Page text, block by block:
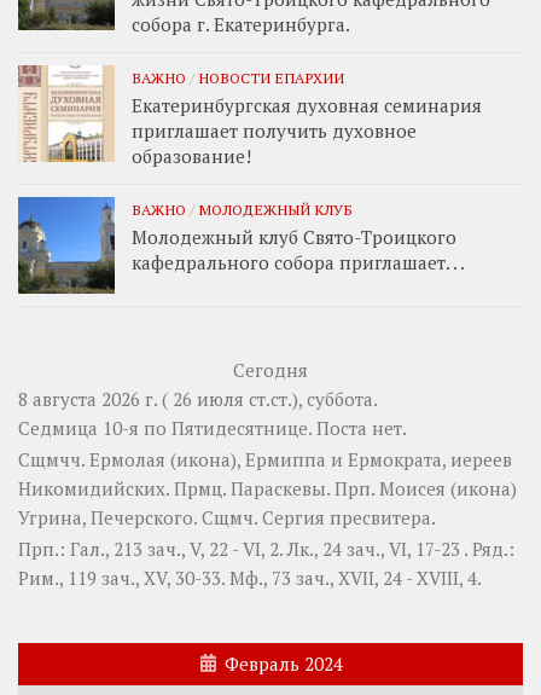
собора г. Екатеринбурга.
ВАЖНО / НОВОСТИ ЕПАРХИИ
Екатеринбургская духовная семинария
приглашает получить духовное
образование!
ВАЖНО / МОЛОДЕЖНЫЙ КЛУБ
Молодежный клуб Свято-Троицкого
кафедрального собора приглашает. . .
Сегодня
8 августа 2026 г. ( 26 июля ст.ст.), суббота.
Седмица 10-я по Пятидесятнице. Поста нет.
Сщмчч. Ермолая (икона), Ермиппа и Ермократа, иереев
Никомидийских. Прмц. Параскевы. Прп. Моисея (икона)
Угрина, Печерского. Сщмч. Сергия пресвитера.
Прп.: Гал., 213 зач., V, 22 - VI, 2. Лк., 24 зач., VI, 17-23 . Ряд.:
Рим., 119 зач., XV, 30-33. Мф., 73 зач., XVII, 24 - XVIII, 4.
Февраль 2024